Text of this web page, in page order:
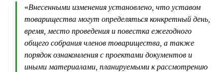
«Внесенными изменения установлено, что уставом
товарищества могут определяться конкретный день,
время, место проведения и повестка ежегодного
общего собрания членов товарищества, а также
порядок ознакомления с проектами документов и
иными материалами, планируемыми к рассмотрению